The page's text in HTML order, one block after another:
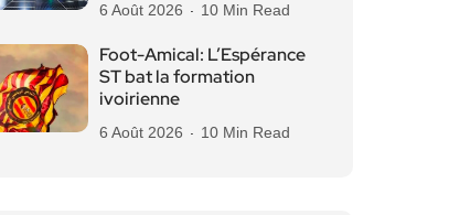
6 Août 2026 10 Min Read
Foot-Amical: L’Espérance
ST bat la formation
ivoirienne
6 Août 2026 10 Min Read